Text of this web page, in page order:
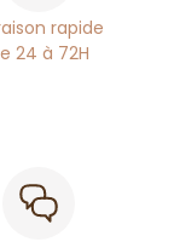
rapide
24 à 72H